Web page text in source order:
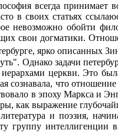
всегда принимает
в своих статьях
невозможно обойти
свои догматики.
ярко описанных
Однако задачи
церкви. Это
сознавала, что
в эпоху Маркса и
как выражение
и поэзия,
группу интеллигенции